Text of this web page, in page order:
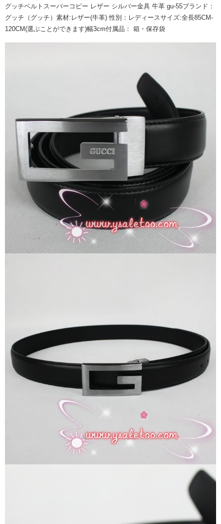
グッチベルトスーパーコピー レザー シルバー金具 牛革 gu-55ブランド：
グッチ（グッチ）素材:レザー(牛革) 性別：レディースサイズ:全長85CM-
120CM(選ぶことができます)幅3cm付属品： 箱・保存袋